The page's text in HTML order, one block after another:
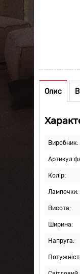
Опис
Виробник:
Артикул
Колір:
Лампочки:
Висота:
Ширина:
Напруга: